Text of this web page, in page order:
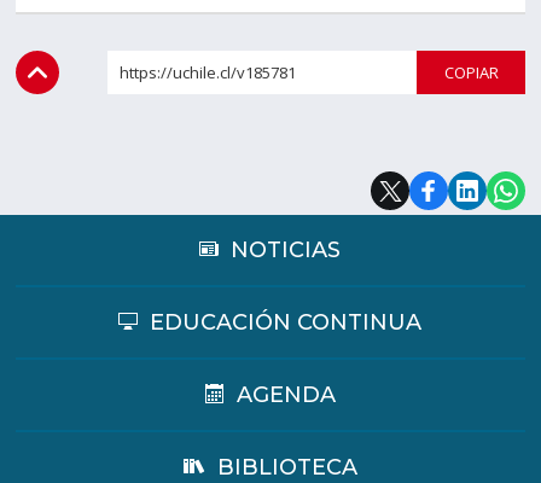
https://uchile.cl/v185781
NOTICIAS
EDUCACIÓN CONTINUA
AGENDA
BIBLIOTECA